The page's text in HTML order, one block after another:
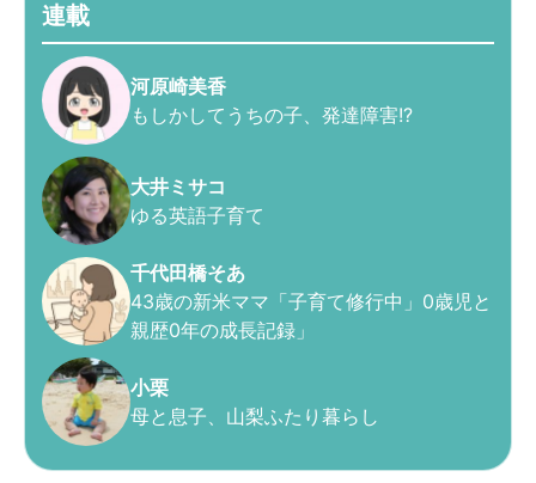
連載
河原崎美香
もしかしてうちの子、発達障害!?
大井ミサコ
ゆる英語子育て
千代田橋そあ
43歳の新米ママ「子育て修行中」0歳児と
親歴0年の成長記録」
小栗
母と息子、山梨ふたり暮らし